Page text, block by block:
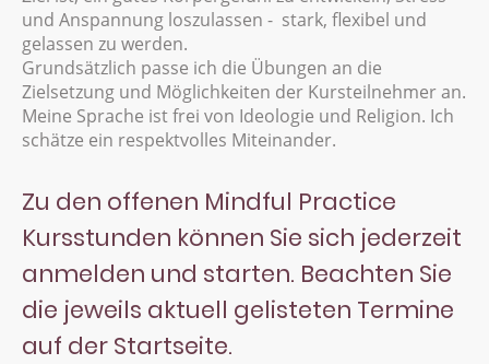
und Anspannung loszulassen - stark, flexibel und
gelassen zu werden.
Grundsätzlich passe ich die Übungen an die
Zielsetzung und Möglichkeiten der Kursteilnehmer an.
Meine Sprache ist frei von Ideologie und Religion. Ich
schätze ein respektvolles Miteinander.
Zu den offenen Mindful Practice
Kursstunden können Sie sich jederzeit
anmelden und starten. Beachten Sie
die jeweils aktuell gelisteten Termine
auf der Startseite.